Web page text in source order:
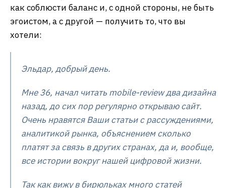
как соблюсти баланс и, с одной стороны, не быть
эгоистом, а с другой — получить то, что вы
хотели:
Эльдар, добрый день.
Мне 36, начал читать mobile-review два дизайна
назад, до сих пор регулярно открываю сайт.
Очень нравятся Ваши статьи с рассуждениями,
аналитикой рынка, объяснением сколько
платят за связь в других странах, да и, вообще,
все истории вокруг нашей цифровой жизни.
Так как вижу в бирюльках много статей